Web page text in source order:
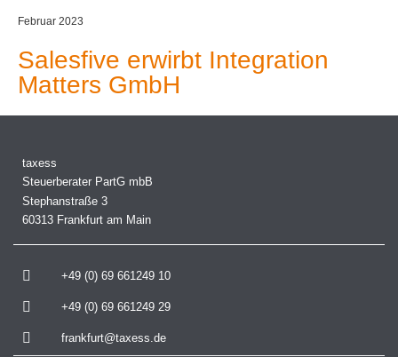
Februar 2023
Salesfive erwirbt Integration
Matters GmbH
taxess
Steuerberater PartG mbB
Stephanstraße 3
60313 Frankfurt am Main
+49 (0) 69 661249 10
+49 (0) 69 661249 29
frankfurt@taxess.de